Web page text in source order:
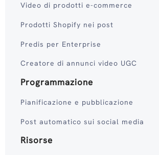
Video di prodotti e-commerce
Prodotti Shopify nei post
Predis per Enterprise
Creatore di annunci video UGC
Programmazione
Pianificazione e pubblicazione
Post automatico sui social media
Risorse